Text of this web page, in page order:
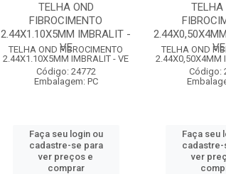
TELHA OND
FIBROCIMENTO
2.44X1.10X5MM IMBRALIT -
VE
TELHA OND FIBROCIMENTO
2.44X1.10X5MM IMBRALIT - VE
Código: 24772
Embalagem: PC
Faça seu login ou
cadastre-se para
ver preços e
comprar
TELHA
VE
TELHA OND
2.44X0,50X4MM
Código:
Faça seu
cadastre-
ver